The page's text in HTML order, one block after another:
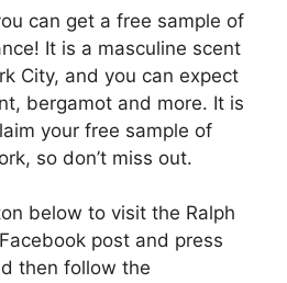
can get a free sample of
It is a masculine scent
City, and you can expect
bergamot and more. It is
your free sample of
so don’t miss out.
below to visit the Ralph
post and press
then follow the